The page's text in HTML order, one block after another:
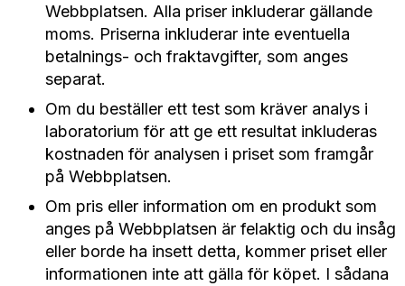
Webbplatsen. Alla priser inkluderar gällande
moms. Priserna inkluderar inte eventuella
betalnings- och fraktavgifter, som anges
separat.
Om du beställer ett test som kräver analys i
laboratorium för att ge ett resultat inkluderas
kostnaden för analysen i priset som framgår
på Webbplatsen.
Om pris eller information om en produkt som
anges på Webbplatsen är felaktig och du insåg
eller borde ha insett detta, kommer priset eller
informationen inte att gälla för köpet. I sådana